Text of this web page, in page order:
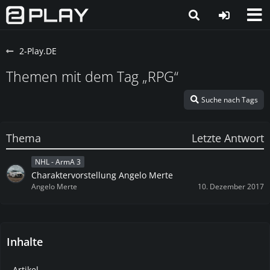
2-Play.DE
Themen mit dem Tag „RPG“
Suche nach Tags
Thema Letzte Antwort
NHL - ArmA 3
Charaktervorstellung Angelo Merte
Angelo Merte 10. Dezember 2017
Inhalte